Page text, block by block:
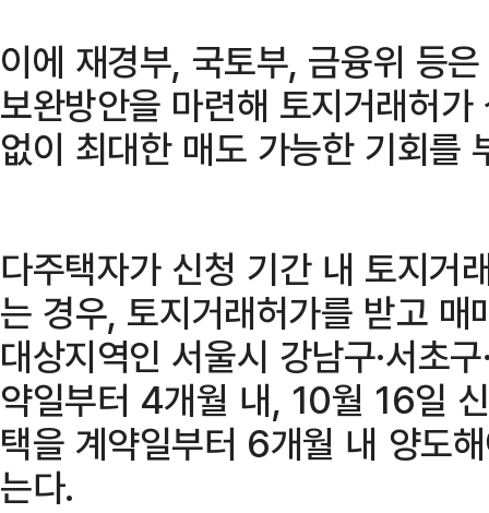
이에 재경부, 국토부, 금융위 등
보완방안을 마련해 토지거래허
없이 최대한 매도 가능한 기회를
다주택자가 신청 기간 내 토지거
는 경우, 토지거래허가를 받고
대상지역인 서울시 강남구·서초
약일부터 4개월 내, 10월 16일
택을 계약일부터 6개월 내 양도
는다.